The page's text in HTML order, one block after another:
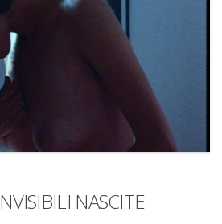
NASCITE